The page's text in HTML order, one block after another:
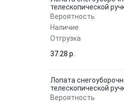
телескопической
Вероятность
Наличие
Отгрузка
37.28 p.
Лопата
телескопической
Вероятность